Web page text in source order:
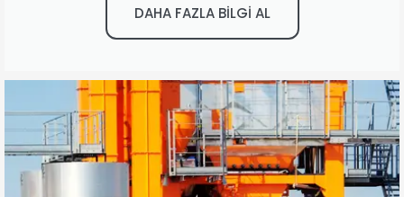
DAHA FAZLA BİLGİ AL